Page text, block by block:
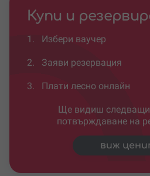
Купи и
1. Избери ваучер
2. Заяви резервация
3. Плати лесно онлайн
Ще видиш
потвърждаване на
виж